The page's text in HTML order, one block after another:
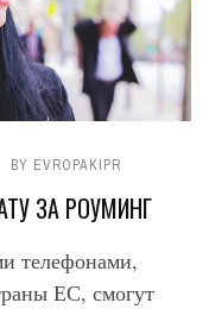
BY EVROPAKIPR
ЗА РОУМИНГ
телефонами,
ЕС, смогут